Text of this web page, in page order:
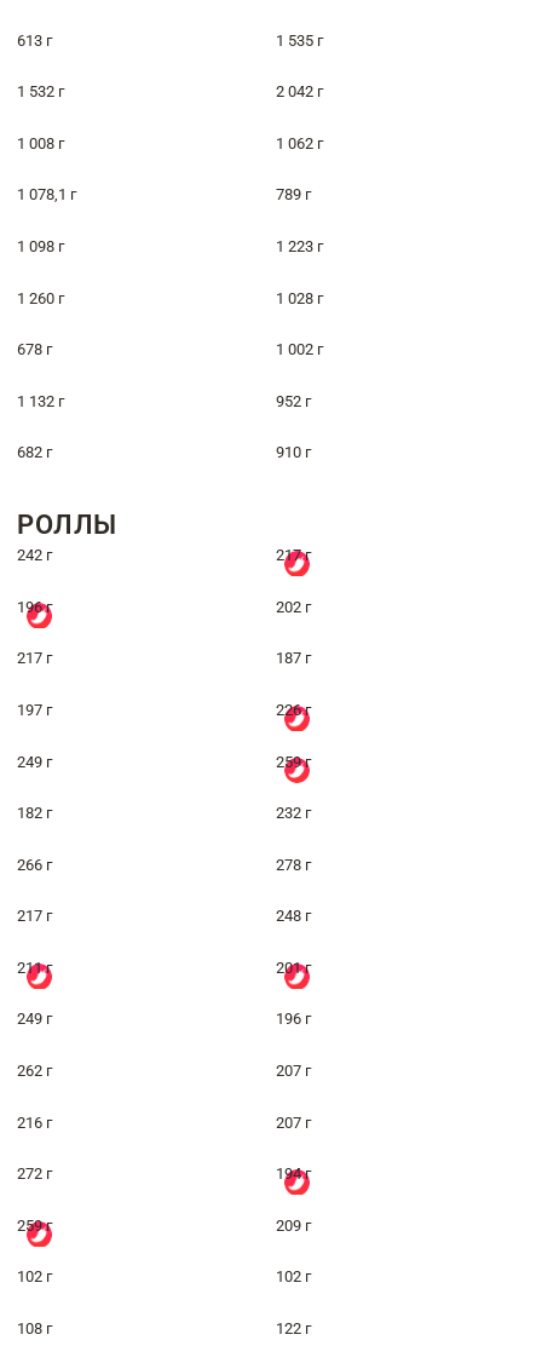
613 г 1 535 г
1 532 г 2 042 г
1 008 г 1 062 г
1 078,1 г 789 г
1 098 г 1 223 г
1 260 г 1 028 г
678 г 1 002 г
1 132 г 952 г
682 г 910 г
РОЛЛЫ
242 г 217 г
196 г 202 г
217 г 187 г
197 г 226 г
249 г 259 г
182 г 232 г
266 г 278 г
217 г 248 г
211 г 201 г
249 г 196 г
262 г 207 г
216 г 207 г
272 г 194 г
259 г 209 г
102 г 102 г
108 г 122 г